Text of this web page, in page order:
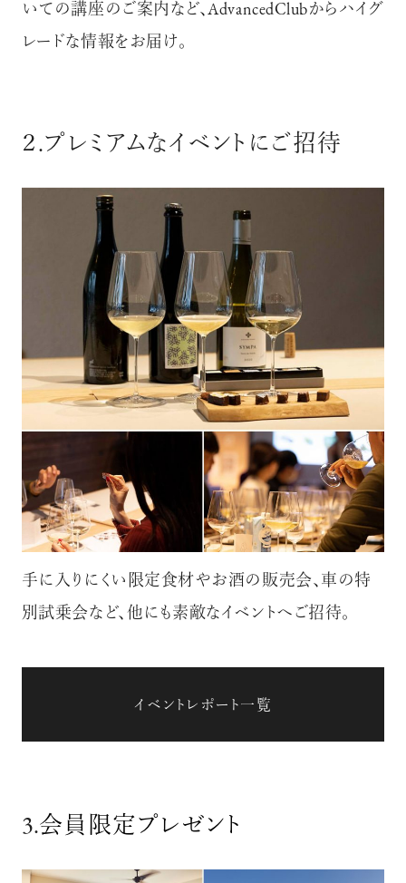
いての講座のご案内など、AdvancedClubからハイグ
レードな情報をお届け。
２.プレミアムなイベントにご招待
手に入りにくい限定食材やお酒の販売会、車の特
別試乗会など、他にも素敵なイベントへご招待。
イベントレポート一覧
3.会員限定プレゼント